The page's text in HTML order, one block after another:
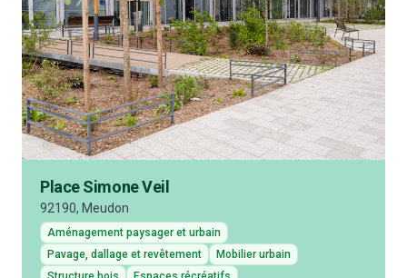
Place Simone Veil
92190, Meudon
Aménagement paysager et urbain
Pavage, dallage et revêtement
Mobilier urbain